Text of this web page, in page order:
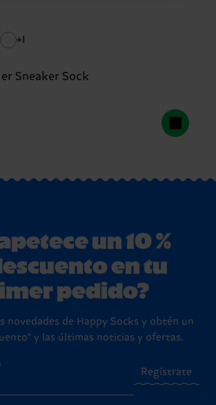
+1
Sneaker Sock
un 10 %
en tu
pedido?
novedades de Happy Socks y obtén un
y las últimas noticias y ofertas.
Regístrate